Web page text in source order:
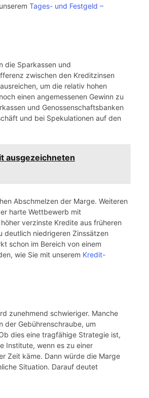
Tages- und Festgeld –
die Sparkassen und
zwischen den Kreditzinsen
um die relativ hohen
einen angemessenen Gewinn zu
und Genossenschaftsbanken
und bei Spekulationen auf den
ausgezeichneten
Abschmelzen der Marge. Weiteren
harte Wettbewerb mit
verzinste Kredite aus früheren
deutlich niedrigeren Zinssätzen
schon im Bereich von einem
wie Sie mit unserem Kredit-
zunehmend schwieriger. Manche
der Gebührenschraube, um
dies eine tragfähige Strategie ist,
Institute, wenn es zu einer
Zeit käme. Dann würde die Marge
Situation. Darauf deutet